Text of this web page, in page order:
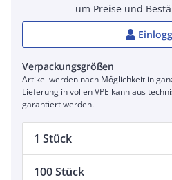
um Preise und
Verpackungsgrößen
Artikel werden nach Möglichkeit in
Lieferung in vollen VPE kann aus
garantiert werden.
1 Stück
100 Stück